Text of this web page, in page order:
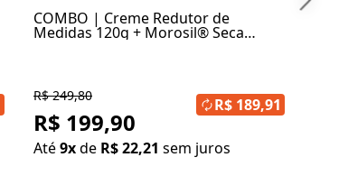
COMBO | Creme Redutor de
Medidas 120g + Morosil® Seca
Barriga 500mg 30 Cápsulas
R$ 249,80
R$ 199,90
Até9xde R$ 22,21 sem juros
R$ 189,91